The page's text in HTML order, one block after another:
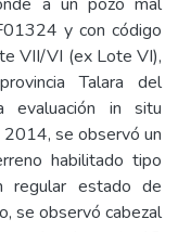
y con código
VII/VI (ex Lote VI),
Talara del
evaluación in situ
se observó un
habilitado tipo
regular estado de
se observó cabezal